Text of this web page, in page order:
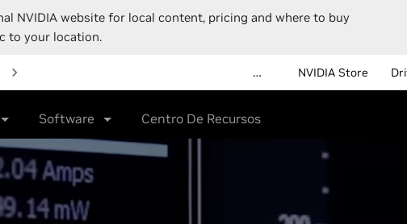
NVIDIA website for local content, pricing and where to buy
to your location.
… NVIDIA Store
Software Centro De Recursos